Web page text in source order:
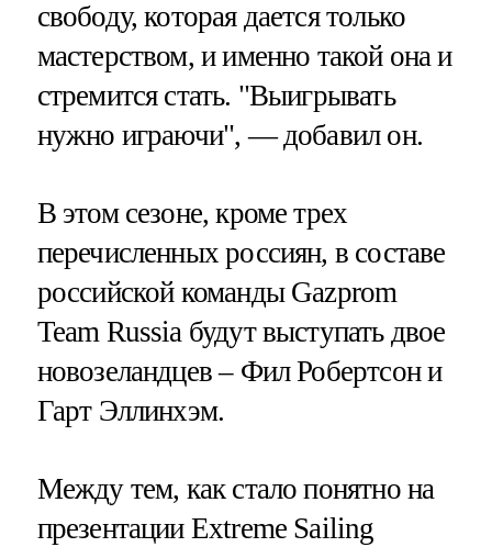
свободу, которая дается только
мастерством, и именно такой она и
стремится стать. "Выигрывать
нужно играючи", — добавил он.
В этом сезоне, кроме трех
перечисленных россиян, в составе
российской команды Gazprom
Team Russia будут выступать двое
новозеландцев – Фил Робертсон и
Гарт Эллинхэм.
Между тем, как стало понятно на
презентации Extreme Sailing